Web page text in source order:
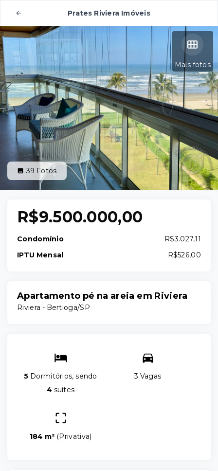
Prates Riviera Imóveis
Mais fotos
39 Fotos
R$9.500.000,00
Condomínio
R$3.027,11
IPTU Mensal
R$526,00
Apartamento pé na areia em Riviera
Riviera - Bertioga/SP
5 Dormitórios, sendo
4 suítes
3 Vagas
184 m² (Privativa)